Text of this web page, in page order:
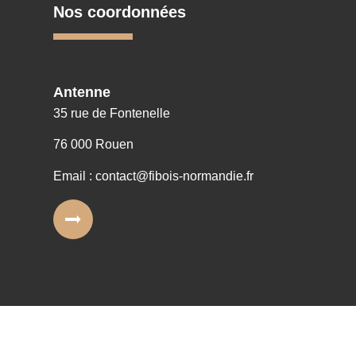
Nos coordonnées
Antenne
35 rue de Fontenelle
76 000 Rouen
Email : contact@fibois-normandie.fr